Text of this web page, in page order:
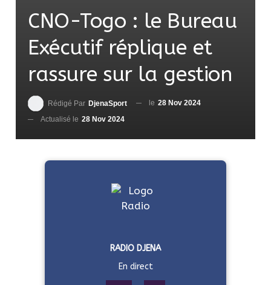
CNO-Togo : le Bureau
Exécutif réplique et
rassure sur la gestion
Rédigé Par DjenaSport le 28 Nov 2024
Actualisé le 28 Nov 2024
RADIO DJENA
En direct